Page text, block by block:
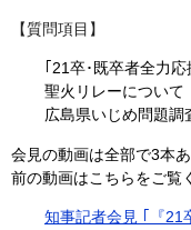
【質問項目】
｢21卒･既卒者全力
聖火リレーについて
広島県いじめ問題調
会見の動画は全部で3本あ
前の動画はこちらをご覧
知事記者会見 ｢『21